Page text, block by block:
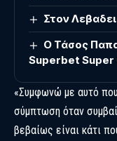
Στον
O Τάσος
Superbet Super
«Συμφωνώ με αυτό
σύμπτωση όταν
βεβαίως είναι κάτι